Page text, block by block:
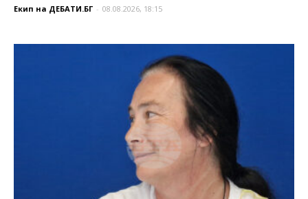
Екип на ДЕБАТИ.БГ - 08.08.2026, 18:15